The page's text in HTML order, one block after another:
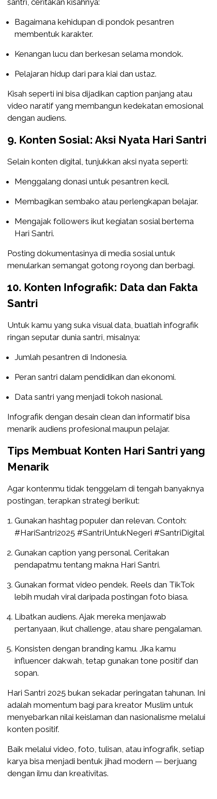
Bagaimana kehidupan di pondok pesantren
membentuk karakter.
Kenangan lucu dan berkesan selama mondok.
Pelajaran hidup dari para kiai dan ustaz.
Kisah seperti ini bisa dijadikan caption panjang atau
video naratif yang membangun kedekatan emosional
dengan audiens.
9. Konten Sosial: Aksi Nyata Hari Santri
Selain konten digital, tunjukkan aksi nyata seperti:
Menggalang donasi untuk pesantren kecil.
Membagikan sembako atau perlengkapan belajar.
Mengajak followers ikut kegiatan sosial bertema
Hari Santri.
Posting dokumentasinya di media sosial untuk
menularkan semangat gotong royong dan berbagi.
10. Konten Infografik: Data dan Fakta
Santri
Untuk kamu yang suka visual data, buatlah infografik
ringan seputar dunia santri, misalnya:
Jumlah pesantren di Indonesia.
Peran santri dalam pendidikan dan ekonomi.
Data santri yang menjadi tokoh nasional.
Infografik dengan desain clean dan informatif bisa
menarik audiens profesional maupun pelajar.
Tips Membuat Konten Hari Santri yang
Menarik
Agar kontenmu tidak tenggelam di tengah banyaknya
postingan, terapkan strategi berikut:
Gunakan hashtag populer dan relevan. Contoh:
#HariSantri2025 #SantriUntukNegeri #SantriDigital
Gunakan caption yang personal. Ceritakan
pendapatmu tentang makna Hari Santri.
Gunakan format video pendek. Reels dan TikTok
lebih mudah viral daripada postingan foto biasa.
Libatkan audiens. Ajak mereka menjawab
pertanyaan, ikut challenge, atau share pengalaman.
Konsisten dengan branding kamu. Jika kamu
influencer dakwah, tetap gunakan tone positif dan
sopan.
Hari Santri 2025 bukan sekadar peringatan tahunan. Ini
adalah momentum bagi para kreator Muslim untuk
menyebarkan nilai keislaman dan nasionalisme melalui
konten positif.
Baik melalui video, foto, tulisan, atau infografik, setiap
karya bisa menjadi bentuk jihad modern — berjuang
dengan ilmu dan kreativitas.